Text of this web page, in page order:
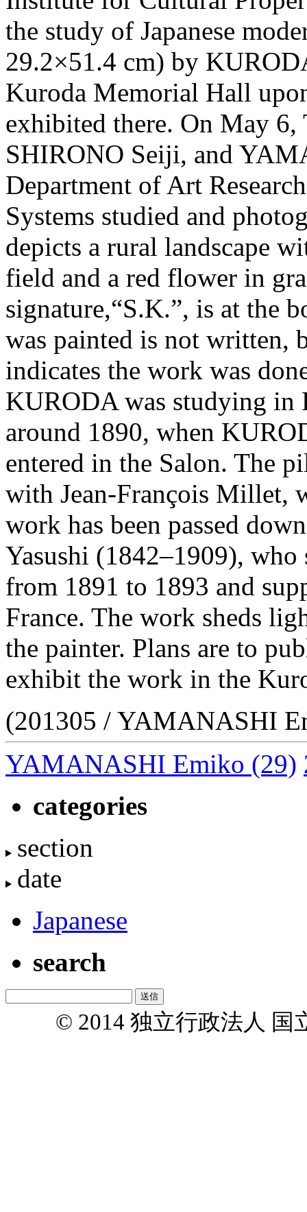
the study of Japanese
29.2×51.4 cm) by
Kuroda Memorial Hall
exhibited there. On May
SHIRONO Seiji, and
Department of Art
Systems studied and
depicts a rural landscape
field and a red flower in
signature,“S.K.”, is at the
was painted is not written,
indicates the work was
KURODA was studying in
around 1890, when
entered in the Salon. The
with Jean-François Millet,
work has been passed
Yasushi (1842–1909), who
from 1891 to 1893 and
France. The work sheds
the painter. Plans are to
exhibit the work in the
(201305 / YAMANASHI
YAMANASHI Emiko (29)
categories
section
date
Japanese
search
© 2014 独立行政法人 国